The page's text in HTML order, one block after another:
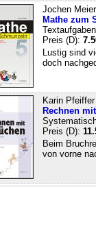
Jochen Meier
Mathe zum
Preis (D):
Lustig sind
doch
Karin
Rechnen
Preis (D):
Beim
von vorne